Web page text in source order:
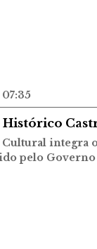
07:35
Histórico
Cultural integra
pelo Governo